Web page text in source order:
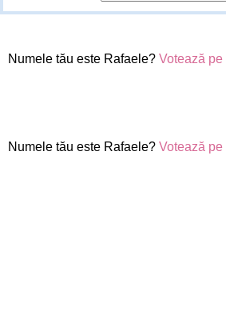
Numele tău este Rafaele? Votează
Numele tău este Rafaele? Votează